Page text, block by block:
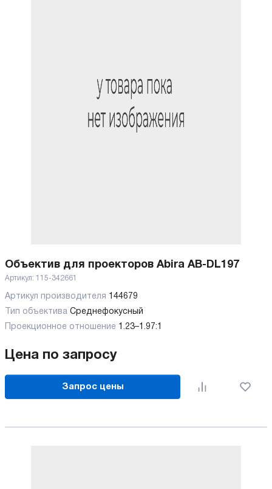
Объектив для проекторов Abira AB-DL197
Артикул: 115-342661
Артикул производителя 144679
Тип объектива Среднефокусный
Проекционное отношение 1.23–1.97:1
Цена по запросу
Запрос цены